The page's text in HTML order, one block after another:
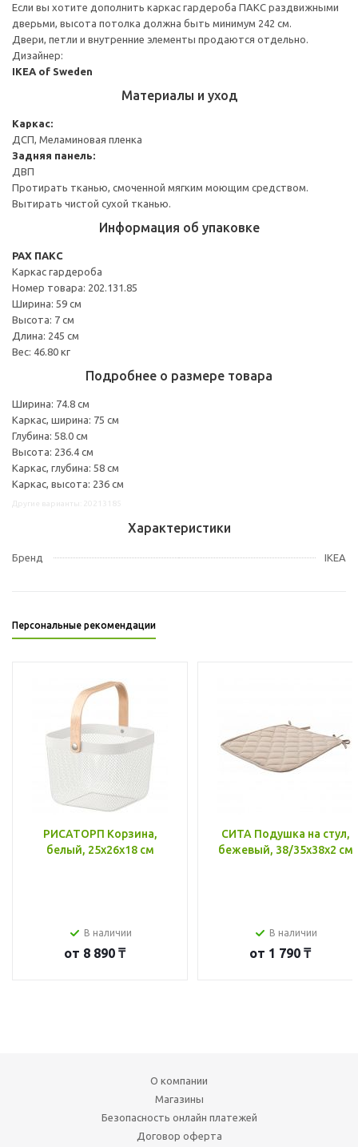
Если вы хотите дополнить каркас гардероба ПАКС раздвижными
дверьми, высота потолка должна быть минимум 242 см.
Двери, петли и внутренние элементы продаются отдельно.
Дизайнер:
IKEA of Sweden
Материалы и уход
Каркас:
ДСП, Меламиновая пленка
Задняя панель:
ДВП
Протирать тканью, смоченной мягким моющим средством.
Вытирать чистой сухой тканью.
Информация об упаковке
PAX ПАКС
Каркас гардероба
Номер товара: 202.131.85
Ширина: 59 см
Высота: 7 см
Длина: 245 см
Вес: 46.80 кг
Подробнее о размере товара
Ширина: 74.8 см
Каркас, ширина: 75 см
Глубина: 58.0 см
Высота: 236.4 см
Каркас, глубина: 58 см
Каркас, высота: 236 см
Характеристики
Бренд IKEA
Персональные рекомендации
РИСАТОРП Корзина,
белый, 25x26x18 см
В наличии
от 8 890 ₸
СИТА Подушка на стул,
бежевый, 38/35x38x2 см
В наличии
от 1 790 ₸
О компании
Магазины
Безопасность онлайн платежей
Договор оферта